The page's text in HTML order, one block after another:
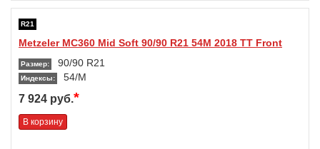
R21
Metzeler MC360 Mid Soft 90/90 R21 54M 2018 TT Front
Размер: 90/90 R21
Индексы: 54/M
7 924 руб.*
В корзину